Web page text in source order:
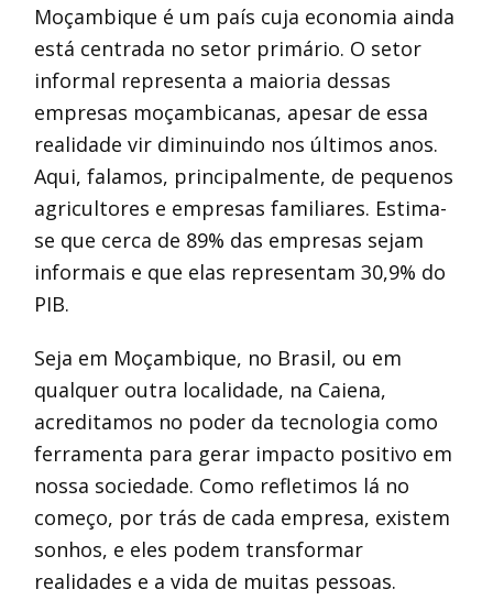
Moçambique é um país cuja economia ainda
está centrada no setor primário. O setor
informal representa a maioria dessas
empresas moçambicanas, apesar de essa
realidade vir diminuindo nos últimos anos.
Aqui, falamos, principalmente, de pequenos
agricultores e empresas familiares. Estima-
se que cerca de 89% das empresas sejam
informais e que elas representam 30,9% do
PIB.
Seja em Moçambique, no Brasil, ou em
qualquer outra localidade, na Caiena,
acreditamos no poder da tecnologia como
ferramenta para gerar impacto positivo em
nossa sociedade. Como refletimos lá no
começo, por trás de cada empresa, existem
sonhos, e eles podem transformar
realidades e a vida de muitas pessoas.